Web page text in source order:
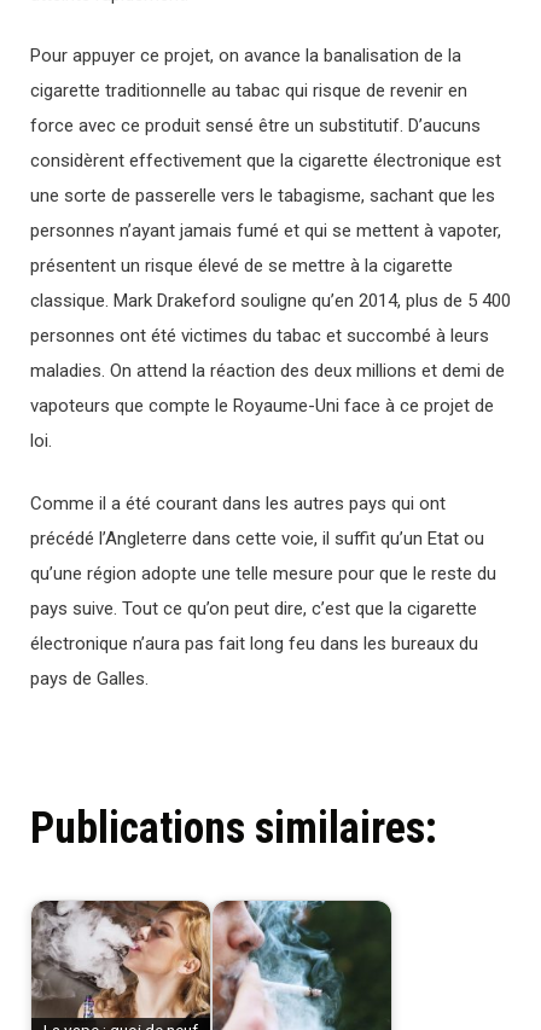
Pour appuyer ce projet, on avance la banalisation de la
cigarette traditionnelle au tabac qui risque de revenir en
force avec ce produit sensé être un substitutif. D’aucuns
considèrent effectivement que la cigarette électronique est
une sorte de passerelle vers le tabagisme, sachant que les
personnes n’ayant jamais fumé et qui se mettent à vapoter,
présentent un risque élevé de se mettre à la cigarette
classique. Mark Drakeford souligne qu’en 2014, plus de 5 400
personnes ont été victimes du tabac et succombé à leurs
maladies. On attend la réaction des deux millions et demi de
vapoteurs que compte le Royaume-Uni face à ce projet de
loi.
Comme il a été courant dans les autres pays qui ont
précédé l’Angleterre dans cette voie, il suffit qu’un Etat ou
qu’une région adopte une telle mesure pour que le reste du
pays suive. Tout ce qu’on peut dire, c’est que la cigarette
électronique n’aura pas fait long feu dans les bureaux du
pays de Galles.
Publications similaires: